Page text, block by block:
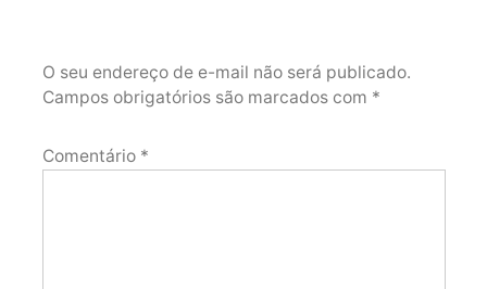
O seu endereço de e-mail não será publicado.
Campos obrigatórios são marcados com *
Comentário *